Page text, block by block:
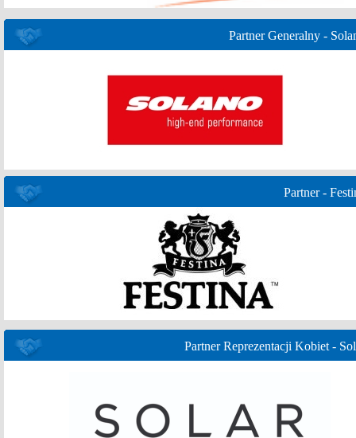
Partner Generalny -
Partner -
Partner Reprezentacji Kobiet -